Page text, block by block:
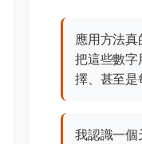
應用方法
把這些數字
擇、甚至是
我認識一